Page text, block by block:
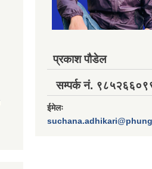
प्रकाश पौडेल
सम्पर्क नं.
ईमेलः